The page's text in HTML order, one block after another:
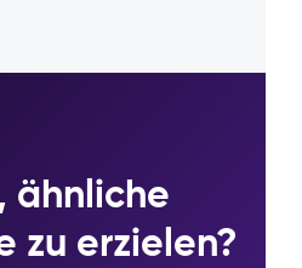
ähnliche
zu erzielen?